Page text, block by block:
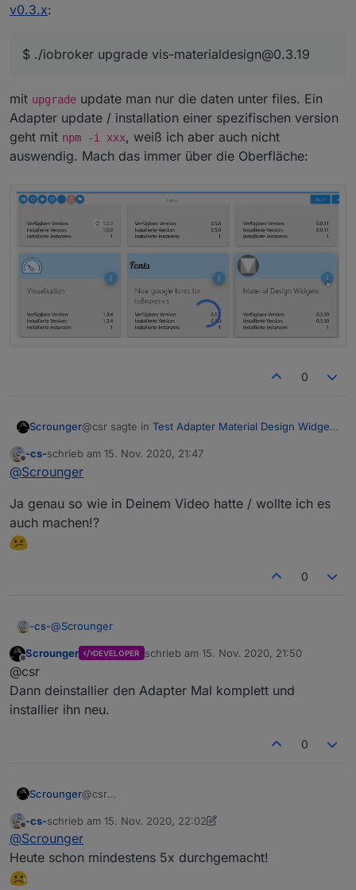
process exited with code 0
v0.3.x:
$ ./iobroker upgrade vis-materialdesign@0.3.19
mit upgrade update man nur die daten unter files. Ein
Adapter update / installation einer spezifischen version
geht mit npm -i xxx, weiß ich aber auch nicht
auswendig. Mach das immer über die Oberfläche:
0
Scrounger@csr sagte in Test Adapter Material Design Widgets
mit upgradeupdate man nur die daten unter files.
Ein Adapter update / installation einer spezifischen
version geht mit
Offline
-cs-schrieb am 15. Nov. 2020, 21:47
zuletzt editiert von
@Scrounger
Ja genau so wie in Deinem Video hatte / wollte ich es
auch machen!?
0
-cs-@Scrounger
Ja genau so wie in Deinem Video hatte / wollte ich es
Scrounger DEVELOPER schrieb am 15. Nov. 2020, 21:50
zuletzt editiert von
@csr
Dann deinstallier den Adapter Mal komplett und
installier ihn neu.
0
Scrounger@csr
installier ihn neu.
Offline
-cs-schrieb am 15. Nov. 2020, 22:02
zuletzt editiert von -cs-
@Scrounger
Heute schon mindestens 5x durchgemacht!